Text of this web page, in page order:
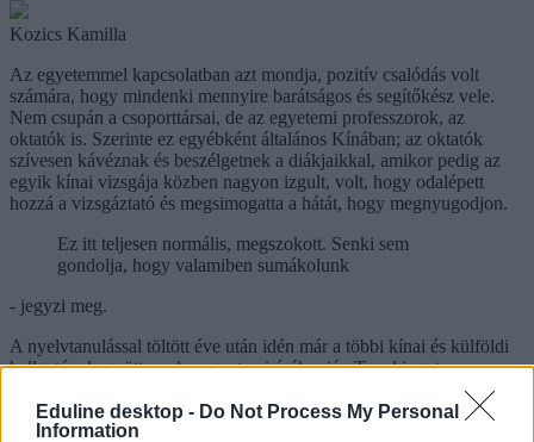
Eduline desktop - Do Not Process My Personal
Information
Kozics Kamilla
Az egyetemmel kapcsolatban azt mondja, pozitív csalódás volt
számára, hogy mindenki mennyire barátságos és segítőkész vele.
Nem csupán a csoporttársai, de az egyetemi professzorok, az
oktatók is. Szerinte ez egyébként általános Kínában; az oktatók
szívesen kávéznak és beszélgetnek a diákjaikkal, amikor pedig az
egyik kínai vizsgája közben nagyon izgult, volt, hogy odalépett
hozzá a vizsgáztató és megsimogatta a hátát, hogy megnyugodjon.
Ez itt teljesen normális, megszokott. Senki sem
gondolja, hogy valamiben sumákolunk
- jegyzi meg.
A nyelvtanulással töltött éve után idén már a többi kínai és külföldi
hallgatóval együtt rendes egyetemi órákra jár. Tanul jogot,
gazdaságot és politológiát is, de beletartozik a tanrendjébe a kínai
történelem, földrajz és kultúra is.